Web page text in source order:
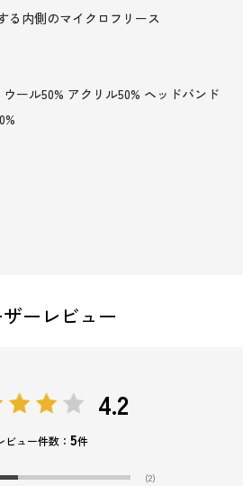
る内側のマイクロフリース
ール50% アクリル50% ヘッドバンド
ーレビュー
4.2
ビュー件数： 5件
(2)